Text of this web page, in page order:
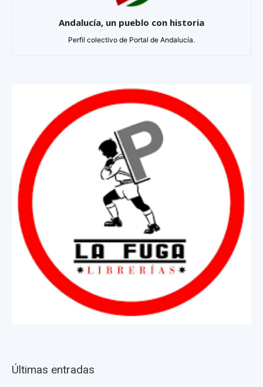
Andalucía, un pueblo con historia
Perfil colectivo de Portal de Andalucía.
Últimas entradas